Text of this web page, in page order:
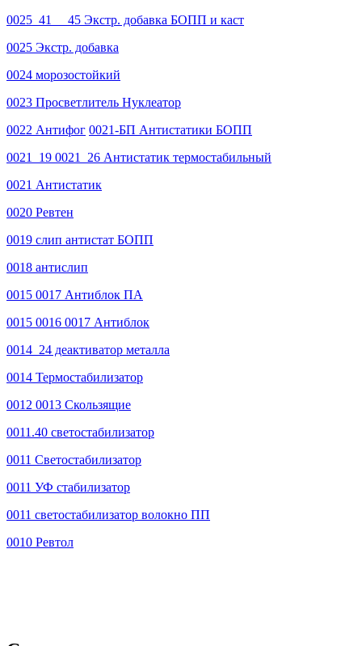
0025_41_ _45 Экстр. добавка БОПП и каст
0025 Экстр. добавка
0024 морозостойкий
0023 Просветлитель Нуклеатор
0022 Антифог 0021-БП Антистатики БОПП
0021_19 0021_26 Антистатик термостабильный
0021 Антистатик
0020 Ревтен
0019 слип антистат БОПП
0018 антислип
0015 0017 Антиблок ПА
0015 0016 0017 Антиблок
0014_24 деактиватор металла
0014 Термостабилизатор
0012 0013 Скользящие
0011.40 светостабилизатор
0011 Светостабилизатор
0011 УФ стабилизатор
0011 светостабилизатор волокно ПП
0010 Ревтол